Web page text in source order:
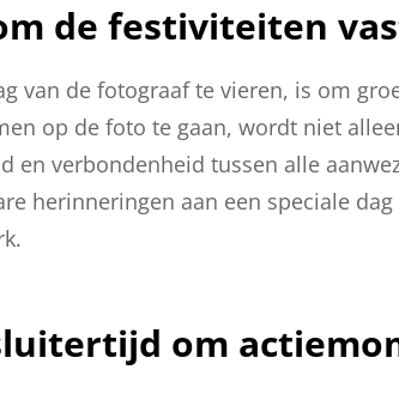
de festiviteiten
van de fotograaf te vieren, is om
op de foto te gaan, wordt niet
en verbondenheid tussen alle
herinneringen aan een speciale
om